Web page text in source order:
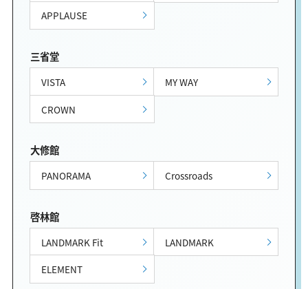
APPLAUSE
三省堂
VISTA
MY WAY
CROWN
大修館
PANORAMA Crossroads
啓林館
LANDMARK Fit
LANDMARK
ELEMENT